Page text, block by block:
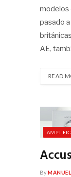
modelos
pasado
AE,
READ
By